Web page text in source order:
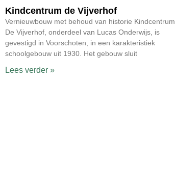
Kindcentrum de Vijverhof
Vernieuwbouw met behoud van historie Kindcentrum
De Vijverhof, onderdeel van Lucas Onderwijs, is
gevestigd in Voorschoten, in een karakteristiek
schoolgebouw uit 1930. Het gebouw sluit
Lees verder »